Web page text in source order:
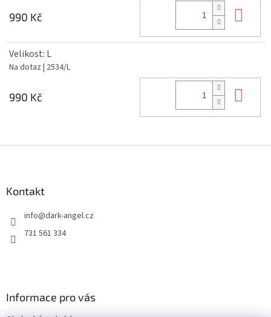
990 Kč
Velikost: L
Na dotaz | 2534/L
990 Kč
Kontakt
info@dark-angel.cz
731 561 334
Informace pro vás